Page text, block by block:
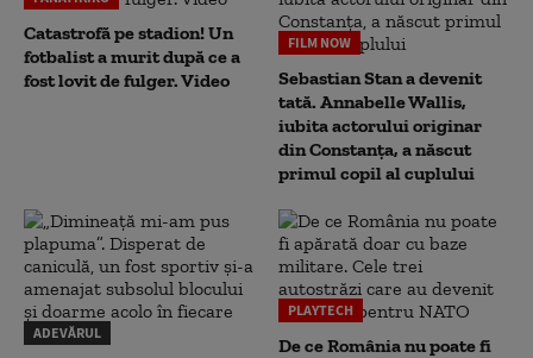
Catastrofă pe stadion! Un
fotbalist a murit după ce a
fost lovit de fulger. Video
FILM NOW
Sebastian Stan a devenit
tată. Annabelle Wallis,
iubita actorului originar
din Constanța, a născut
primul copil al cuplului
ADEVĂRUL
PLAYTECH
De ce România nu poate fi